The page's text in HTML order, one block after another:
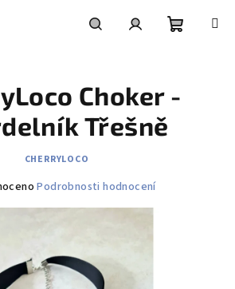
košík
Choker -
Třešně
CHERRYLOCO
Podrobnosti hodnocení